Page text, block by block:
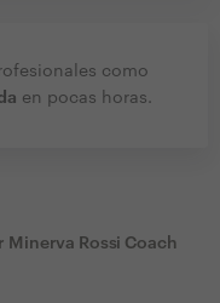
como
en pocas horas.
Minerva Rossi Coach